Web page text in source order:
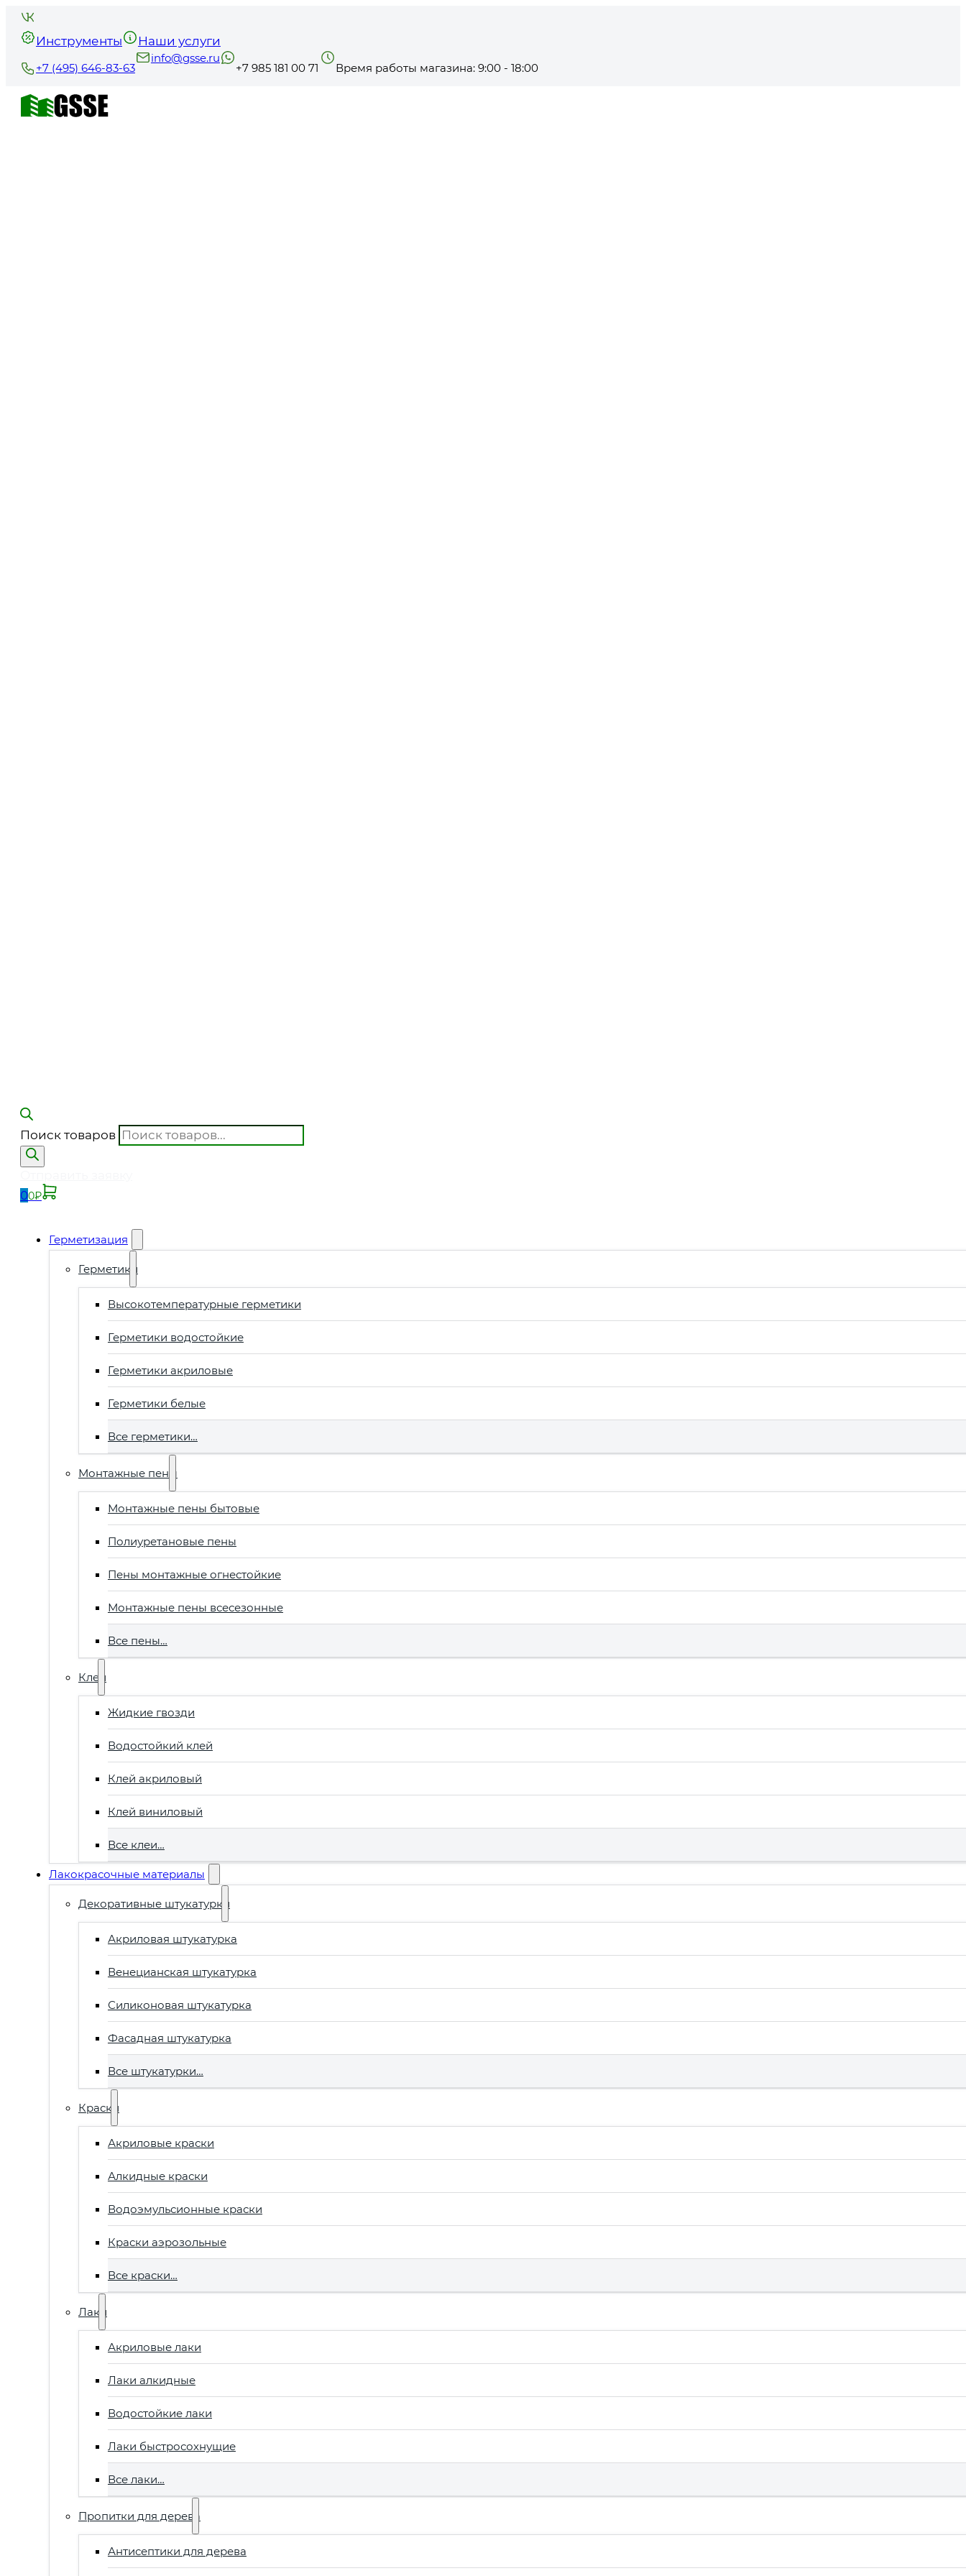
Инструменты Наши услуги
+7 (495) 646-83-63
info@gsse.ru
+7 985 181 00 71 Время работы магазина: 9:00 - 18:00
Поиск товаров
00₽
Герметизация
Герметики
Высокотемпературные герметики
Герметики водостойкие
Герметики акриловые
Герметики белые
Все герметики…
Монтажные пены
Монтажные пены бытовые
Полиуретановые пены
Пены монтажные огнестойкие
Монтажные пены всесезонные
Все пены…
Клеи
Жидкие гвозди
Водостойкий клей
Клей акриловый
Клей виниловый
Все клеи…
Лакокрасочные материалы
Декоративные штукатурки
Акриловая штукатурка
Венецианская штукатурка
Силиконовая штукатурка
Фасадная штукатурка
Все штукатурки…
Краски
Акриловые краски
Алкидные краски
Водоэмульсионные краски
Краски аэрозольные
Все краски…
Лаки
Акриловые лаки
Лаки алкидные
Водостойкие лаки
Лаки быстросохнущие
Все лаки…
Пропитки для дерева
Антисептики для дерева